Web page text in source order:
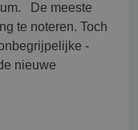
De meeste
te noteren. Toch
-
nieuwe